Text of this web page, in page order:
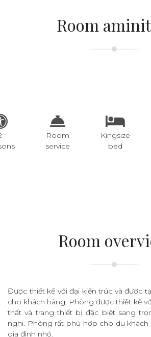
Room
Room
service
Kingsize
bed
Room
Được thiết kế với đại kiến trúc và được
cho khách hàng. Phòng được thiết kế
thất và trang thiết bị đặc biệt sang
nghi. Phòng rất phù hợp cho du
gia đình nhỏ.